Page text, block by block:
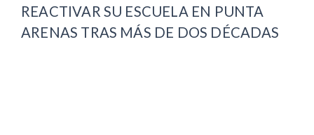
REACTIVAR SU ESCUELA EN PUNTA
ARENAS TRAS MÁS DE DOS DÉCADAS